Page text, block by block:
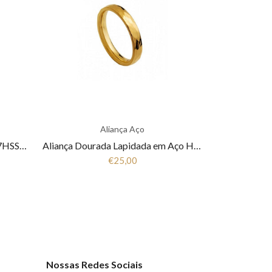
Aliança Bicolor em Aço Hassu 7HSS010147
Aliança Aço
Aliança Dourada Lapidada em Aço Hassu 7HSS010144B
€25,00
Nossas Redes Sociais